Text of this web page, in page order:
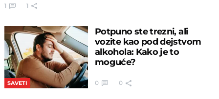
1 1
SAVETI
Potpuno ste trezni, ali
vozite kao pod dejstvom
alkohola: Kako je to
moguće?
0 0